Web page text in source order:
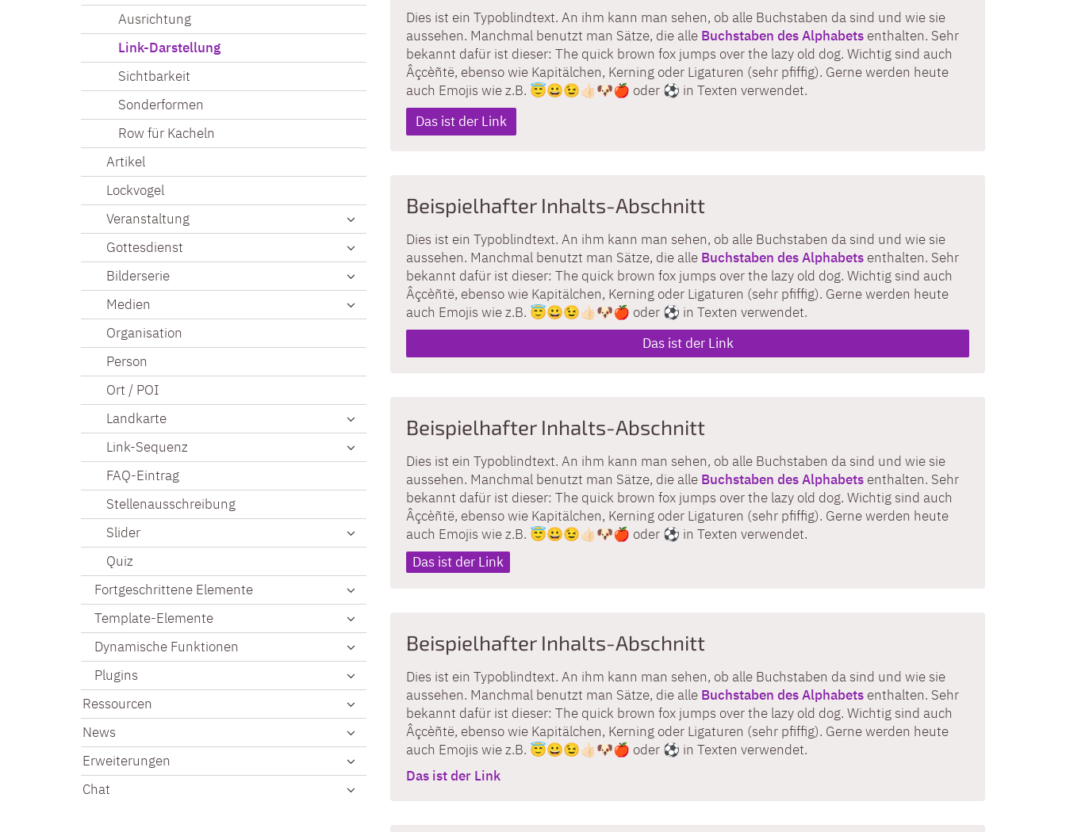
Dies ist ein Typoblindtext. An ihm kann man sehen, ob alle Buchstaben da sind und wie sie
aussehen. Manchmal benutzt man Sätze, die alle Buchstaben des Alphabets enthalten. Sehr
bekannt dafür ist dieser: The quick brown fox jumps over the lazy old dog. Wichtig sind auch
Âçcèñtë, ebenso wie Kapitälchen, Kerning oder Ligaturen (sehr pfiffig). Gerne werden heute
auch Emojis wie z.B. 😇😀😉👍🏻🐶🍎 oder ⚽️ in Texten verwendet.
Das ist der Link
Beispielhafter Inhalts-Abschnitt
Dies ist ein Typoblindtext. An ihm kann man sehen, ob alle Buchstaben da sind und wie sie
aussehen. Manchmal benutzt man Sätze, die alle Buchstaben des Alphabets enthalten. Sehr
bekannt dafür ist dieser: The quick brown fox jumps over the lazy old dog. Wichtig sind auch
Âçcèñtë, ebenso wie Kapitälchen, Kerning oder Ligaturen (sehr pfiffig). Gerne werden heute
auch Emojis wie z.B. 😇😀😉👍🏻🐶🍎 oder ⚽️ in Texten verwendet.
Das ist der Link
Beispielhafter Inhalts-Abschnitt
Dies ist ein Typoblindtext. An ihm kann man sehen, ob alle Buchstaben da sind und wie sie
aussehen. Manchmal benutzt man Sätze, die alle Buchstaben des Alphabets enthalten. Sehr
bekannt dafür ist dieser: The quick brown fox jumps over the lazy old dog. Wichtig sind auch
Âçcèñtë, ebenso wie Kapitälchen, Kerning oder Ligaturen (sehr pfiffig). Gerne werden heute
auch Emojis wie z.B. 😇😀😉👍🏻🐶🍎 oder ⚽️ in Texten verwendet.
Das ist der Link
Beispielhafter Inhalts-Abschnitt
Dies ist ein Typoblindtext. An ihm kann man sehen, ob alle Buchstaben da sind und wie sie
aussehen. Manchmal benutzt man Sätze, die alle Buchstaben des Alphabets enthalten. Sehr
bekannt dafür ist dieser: The quick brown fox jumps over the lazy old dog. Wichtig sind auch
Âçcèñtë, ebenso wie Kapitälchen, Kerning oder Ligaturen (sehr pfiffig). Gerne werden heute
auch Emojis wie z.B. 😇😀😉👍🏻🐶🍎 oder ⚽️ in Texten verwendet.
Das ist der Link
Ausrichtung
Link-Darstellung
Sichtbarkeit
Sonderformen
Row für Kacheln
Artikel
Lockvogel
Veranstaltung
Gottesdienst
Bilderserie
Medien
Organisation
Person
Ort / POI
Landkarte
Link-Sequenz
FAQ-Eintrag
Stellenausschreibung
Slider
Quiz
Fortgeschrittene Elemente
Template-Elemente
Dynamische Funktionen
Plugins
Ressourcen
News
Erweiterungen
Chat